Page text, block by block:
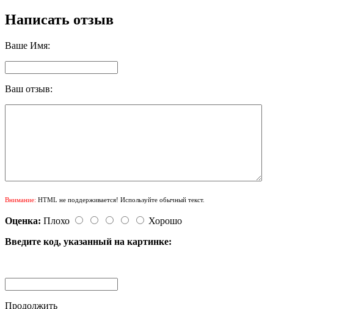
Написать отзыв
Ваше Имя:
Ваш отзыв:
Внимание: HTML не поддерживается! Используйте обычный текст.
Оценка: Плохо
Хорошо
Введите код, указанный на картинке:
Продолжить